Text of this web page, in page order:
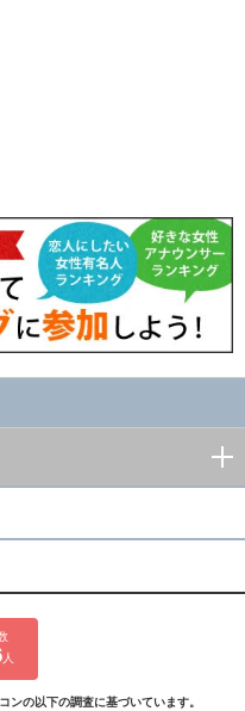
人
ンの以下の調査に基づいています。